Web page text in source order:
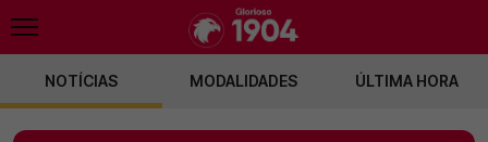
NOTÍCIAS MODALIDADES ÚLTIMA HORA